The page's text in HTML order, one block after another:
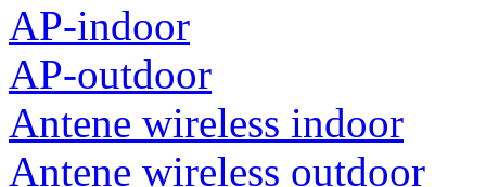
AP-indoor
AP-outdoor
Antene wireless indoor
Antene wireless outdoor